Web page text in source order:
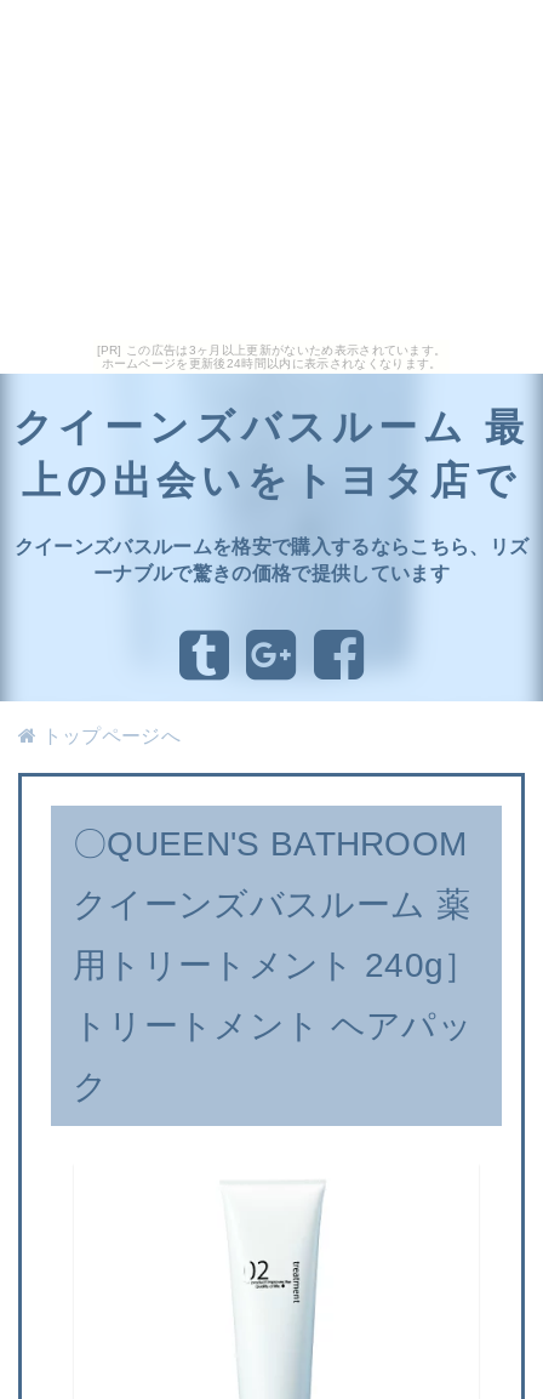
[PR] この広告は3ヶ月以上更新がないため表示されています。
ホームページを更新後24時間以内に表示されなくなります。
クイーンズバスルーム 最
上の出会いをトヨタ店で
クイーンズバスルームを格安で購入するならこちら、リズ
ーナブルで驚きの価格で提供しています
トップページへ
〇QUEEN'S BATHROOM
クイーンズバスルーム 薬
用トリートメント 240g］
トリートメント ヘアパッ
ク